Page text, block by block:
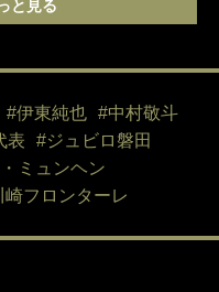
と見る
#伊東純也
#中村敬斗
表
#ジュビロ磐田
ミュンヘン
崎フロンターレ